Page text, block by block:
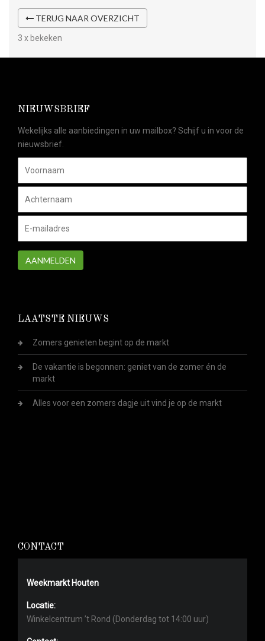
TERUG NAAR OVERZICHT
3 x bekeken
NIEUWSBRIEF
Wekelijks alle aanbiedingen in uw mailbox? Schijf u in voor de
nieuwsbrief.
AANMELDEN
LAATSTE NIEUWS
Zomers genieten begint op de markt
De vakantie is begonnen: geniet van de zomer én de
markt
Alles voor een zomers dagje uit vind je op de markt
CONTACT
Weekmarkt Houten
Locatie:
Winkelcentrum ’t Rond (Donderdag tot 14:00 uur)